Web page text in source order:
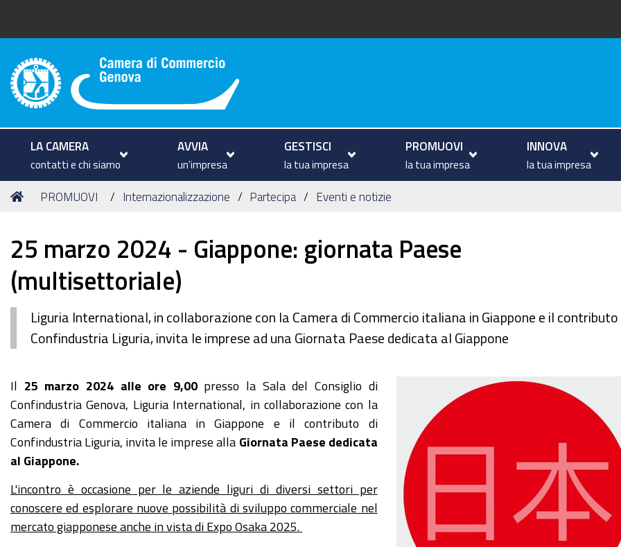
Camera di Commercio di Genova
LA CAMERA
contatti e chi siamo
AVVIA
un'impresa
GESTISCI
la tua impresa
PROMUOVI
la tua impresa
INNOVA
la tua impresa
Tu
Home
PROMUOVI Internazionalizzazione Partecipa Eventi e notizie
25 marzo 2024 - Giappone: giornata Paese
(multisettoriale)
Liguria International, in collaborazione con la Camera di Commercio italiana in Giappone e il contributo
Confindustria Liguria, invita le imprese ad una Giornata Paese dedicata al Giappone
Il 25 marzo 2024 alle ore 9,00presso la Sala del Consiglio di
Confindustria Genova, Liguria International, in collaborazione con la
Camera di Commercio italiana in Giappone e il contributo di
Confindustria Liguria, invita le imprese alla Giornata Paese dedicata
al Giappone.
L'incontro è occasione per le aziende liguri di diversi settori per
conoscere ed esplorare nuove possibilità di sviluppo commerciale nel
mercato giapponese anche in vista di Expo Osaka 2025.